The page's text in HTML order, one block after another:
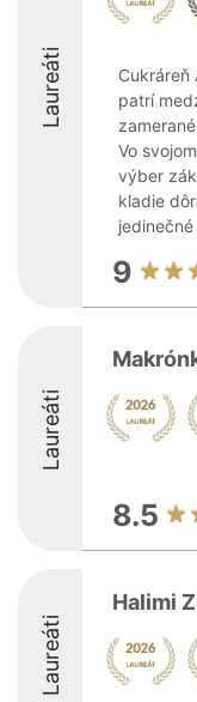
Laureáti
Cukráreň
patrí
Vo
výber
kladie
9
Laureáti
8.5
Laureáti
Halimi